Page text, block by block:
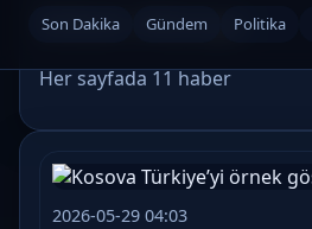
Son Dakika Gündem Politika
Etiket: #dunya
Her sayfada 11 haber
2026-05-29 04:03